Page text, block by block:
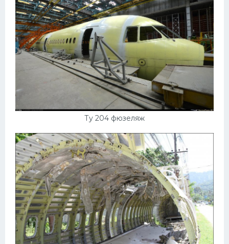
Ту 204 фюзеляж
Камаз
Автобусы
Хонда
Грузовики
УАЗ
Автокемпер
Феррари
Поезда
Мотоциклы
Ямаха
Додж